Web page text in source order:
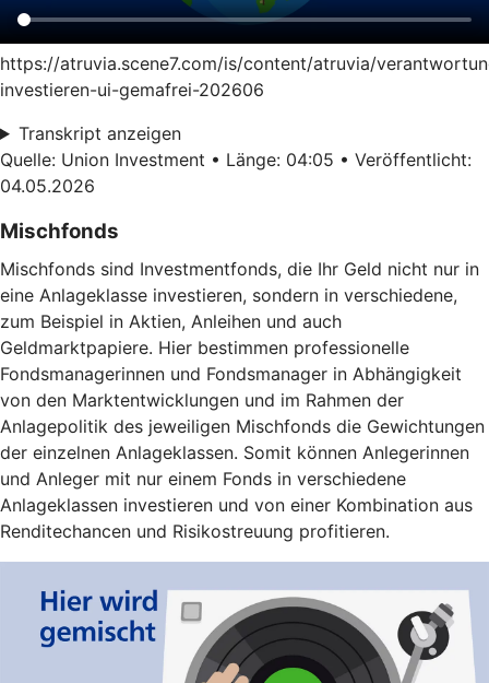
https://atruvia.scene7.com/is/content/atruvia/
investieren-ui-gemafrei-202606
Transkript anzeigen
Quelle: Union Investment • Länge: 04:05 • Veröffentlicht:
04.05.2026
Mischfonds
Mischfonds sind Investmentfonds, die Ihr Geld nicht nur in
eine Anlageklasse investieren, sondern in verschiedene,
zum Beispiel in Aktien, Anleihen und auch
Geldmarktpapiere. Hier bestimmen professionelle
Fondsmanagerinnen und Fondsmanager in Abhängigkeit
von den Marktentwicklungen und im Rahmen der
Anlagepolitik des jeweiligen Mischfonds die Gewichtungen
der einzelnen Anlageklassen. Somit können Anlegerinnen
und Anleger mit nur einem Fonds in verschiedene
Anlageklassen investieren und von einer Kombination aus
Renditechancen und Risikostreuung profitieren.